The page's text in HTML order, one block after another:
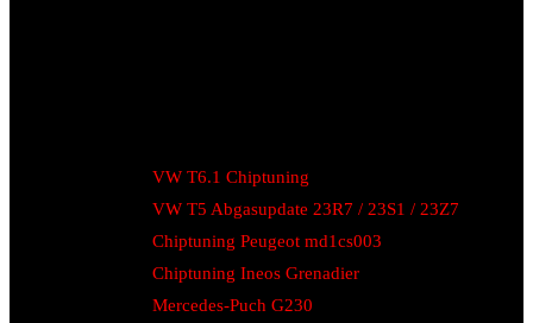
VW T6.1 Chiptuning
VW T5 Abgasupdate 23R7 / 23S1 / 23Z7
Chiptuning Peugeot md1cs003
Chiptuning Ineos Grenadier
Mercedes-Puch G230